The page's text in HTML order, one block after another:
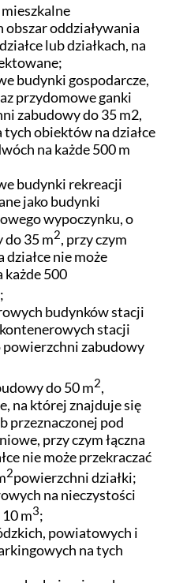
oddziaływania
lub działkach, na
budynki gospodarcze,
przydomowe ganki
zabudowy do 35 m2,
tych obiektów na działce
na każde 500 m
budynki rekreacji
jako budynki
wypoczynku, o
35 m2, przy czym
nie może
każde 500
budynków stacji
stacji
zabudowy
do 50 m2,
na której znajduje się
przeznaczonej pod
przy czym łączna
nie może przekraczać
2powierzchni działki;
na nieczystości
m3;
powiatowych i
na tych